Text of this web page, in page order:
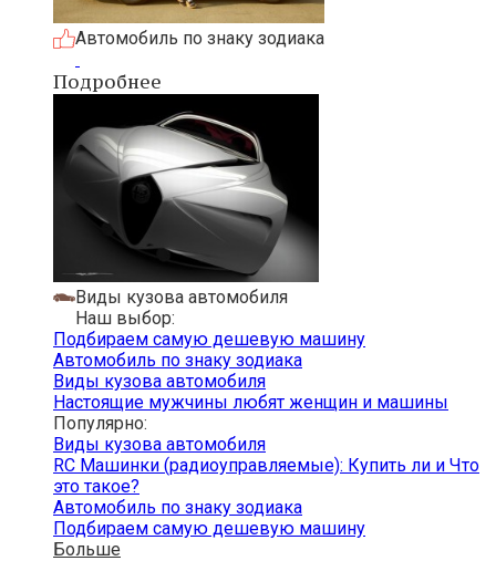
Автомобиль по знаку зодиака
Подробнее
Виды кузова автомобиля
Наш выбор:
Подбираем самую дешевую машину
Автомобиль по знаку зодиака
Виды кузова автомобиля
Настоящие мужчины любят женщин и машины
Популярно:
Виды кузова автомобиля
RC Машинки (радиоуправляемые): Купить ли и Что
это такое?
Автомобиль по знаку зодиака
Подбираем самую дешевую машину
Больше